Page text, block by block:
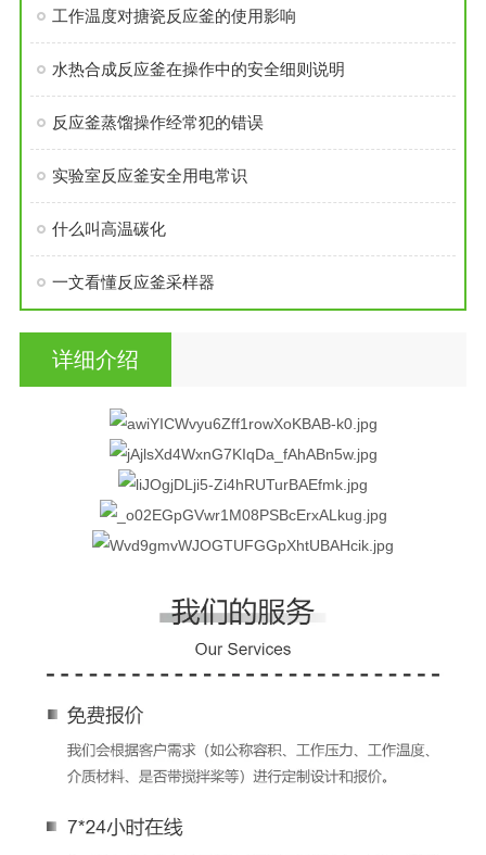
工作温度对搪瓷反应釜的使用影响
水热合成反应釜在操作中的安全细则说明
反应釜蒸馏操作经常犯的错误
实验室反应釜安全用电常识
什么叫高温碳化
一文看懂反应釜采样器
详细介绍